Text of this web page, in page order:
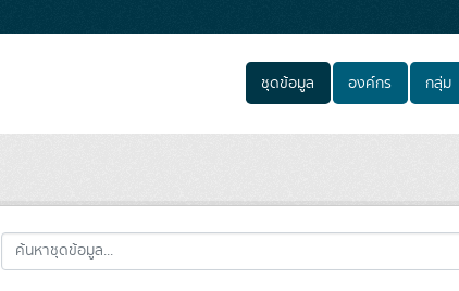
ชุดข้อมูล องค์กร กลุ่ม